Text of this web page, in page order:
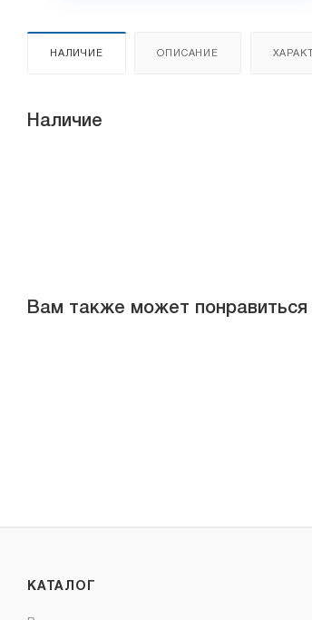
НАЛИЧИЕ ОПИСАНИЕ
Наличие
Вам также может понравиться
КАТАЛОГ